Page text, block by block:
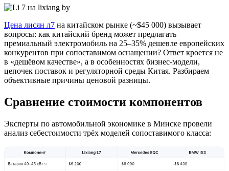
Цена лисян л7 на китайском рынке (~$45 000) вызывает
вопросы: как китайский бренд может предлагать
премиальный электромобиль на 25–35% дешевле европейских
конкурентов при сопоставимом оснащении? Ответ кроется не
в «дешёвом качестве», а в особенностях бизнес-модели,
цепочек поставок и регуляторной среды Китая. Разбираем
объективные причины ценовой разницы.
Сравнение стоимости компонентов
Эксперты по автомобильной экономике в Минске провели
анализ себестоимости трёх моделей сопоставимого класса: